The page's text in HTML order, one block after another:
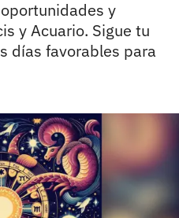
y
y Acuario. Sigue tu
días favorables para